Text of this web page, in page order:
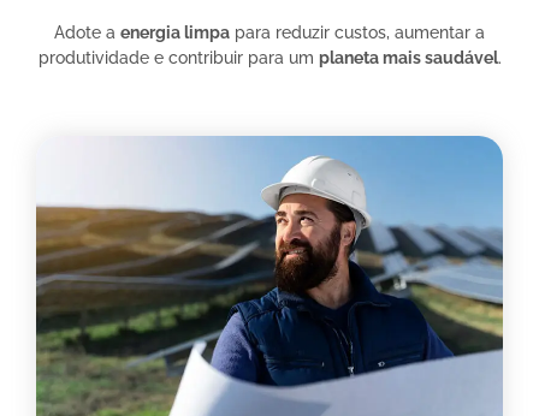
Adote a energia limpa para reduzir custos, aumentar a
produtividade e contribuir para um planeta mais saudável.